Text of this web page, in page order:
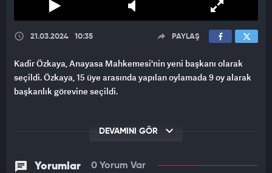
21.03.2024 10:35 PAYLAŞ
Kadir Özkaya, Anayasa Mahkemesi'nin yeni başkanı olarak
seçildi. Özkaya, 15 üye arasında yapılan oylamada 9 oy alarak
başkanlık görevine seçildi.
DEVAMINI GÖR
Yorumlar 0 Yorum Var